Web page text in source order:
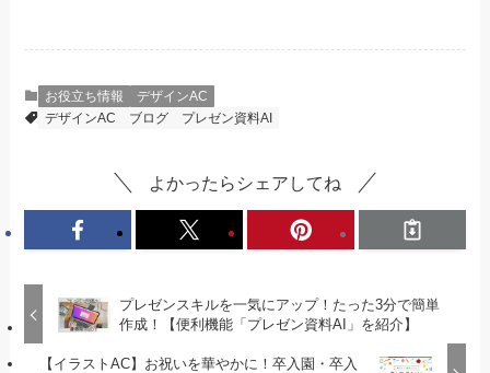
お役立ち情報
デザインAC
デザインAC
ブログ プレゼン資料AI
よかったらシェアしてね
プレゼンスキルを一気にアップ！たった3分で簡単
作成！【便利機能「プレゼン資料AI」を紹介】
【イラストAC】お祝いを華やかに！卒入園・卒入